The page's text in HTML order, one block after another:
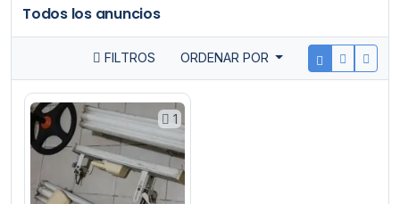
Todos los anuncios
FILTROS ORDENAR POR
1